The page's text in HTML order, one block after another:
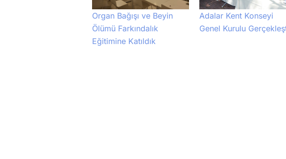
Organ Bağışı ve Beyin
Ölümü Farkındalık
Eğitimine Katıldık
Adalar Kent Konseyi
Genel Kurulu